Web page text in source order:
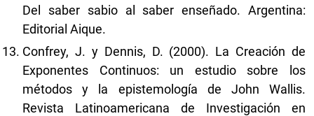
Del saber sabio al saber enseñado. Argentina:
Editorial Aique.
Confrey, J. y Dennis, D. (2000). La Creación de
Exponentes Continuos: un estudio sobre los
métodos y la epistemología de John Wallis.
Revista Latinoamericana de Investigación en